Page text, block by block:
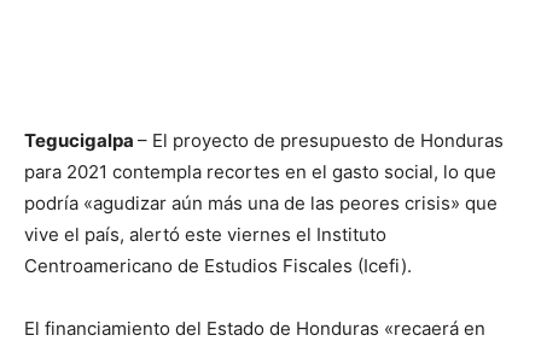
Tegucigalpa – El proyecto de presupuesto de Honduras
para 2021 contempla recortes en el gasto social, lo que
podría «agudizar aún más una de las peores crisis» que
vive el país, alertó este viernes el Instituto
Centroamericano de Estudios Fiscales (Icefi).
El financiamiento del Estado de Honduras «recaerá en